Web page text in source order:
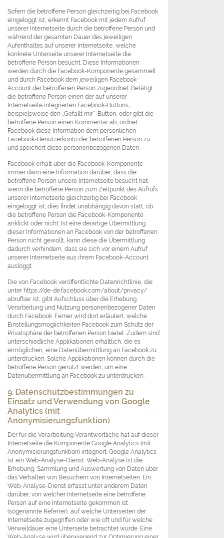
Sofern die betroffene Person gleichzeitig bei Facebook
eingeloggt ist, erkennt Facebook mit jedem Aufruf
unserer Internetseite durch die betroffene Person und
während der gesamten Dauer des jeweiligen
Aufenthaltes auf unserer Internetseite, welche
konkrete Unterseite unserer Internetseite die
betroffene Person besucht. Diese Informationen
werden durch die Facebook-Komponente gesammelt
und durch Facebook dem jeweiligen Facebook-
Account der betroffenen Person zugeordnet. Betätigt
die betroffene Person einen der auf unserer
Internetseite integrierten Facebook-Buttons,
beispielsweise den „Gefällt mir“-Button, oder gibt die
betroffene Person einen Kommentar ab, ordnet
Facebook diese Information dem persönlichen
Facebook-Benutzerkonto der betroffenen Person zu
und speichert diese personenbezogenen Daten.
Facebook erhält über die Facebook-Komponente
immer dann eine Information darüber, dass die
betroffene Person unsere Internetseite besucht hat,
wenn die betroffene Person zum Zeitpunkt des Aufrufs
unserer Internetseite gleichzeitig bei Facebook
eingeloggt ist; dies findet unabhängig davon statt, ob
die betroffene Person die Facebook-Komponente
anklickt oder nicht. Ist eine derartige Übermittlung
dieser Informationen an Facebook von der betroffenen
Person nicht gewollt, kann diese die Übermittlung
dadurch verhindern, dass sie sich vor einem Aufruf
unserer Internetseite aus ihrem Facebook-Account
ausloggt.
Die von Facebook veröffentlichte Datenrichtlinie, die
unter https://de-de.facebook.com/about/privacy/
abrufbar ist, gibt Aufschluss über die Erhebung,
Verarbeitung und Nutzung personenbezogener Daten
durch Facebook. Ferner wird dort erläutert, welche
Einstellungsmöglichkeiten Facebook zum Schutz der
Privatsphäre der betroffenen Person bietet. Zudem sind
unterschiedliche Applikationen erhältlich, die es
ermöglichen, eine Datenübermittlung an Facebook zu
unterdrücken. Solche Applikationen können durch die
betroffene Person genutzt werden, um eine
Datenübermittlung an Facebook zu unterdrücken.
9. Datenschutzbestimmungen zu
Einsatz und Verwendung von Google
Analytics (mit
Anonymisierungsfunktion)
Der für die Verarbeitung Verantwortliche hat auf dieser
Internetseite die Komponente Google Analytics (mit
Anonymisierungsfunktion) integriert. Google Analytics
ist ein Web-Analyse-Dienst. Web-Analyse ist die
Erhebung, Sammlung und Auswertung von Daten über
das Verhalten von Besuchern von Internetseiten. Ein
Web-Analyse-Dienst erfasst unter anderem Daten
darüber, von welcher Internetseite eine betroffene
Person auf eine Internetseite gekommen ist
(sogenannte Referrer), auf welche Unterseiten der
Internetseite zugegriffen oder wie oft und für welche
Verweildauer eine Unterseite betrachtet wurde. Eine